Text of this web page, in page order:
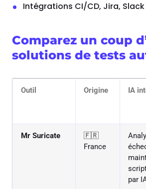
Intégrations CI/CD, Jira, Slack
Comparez un coup
solutions de tests
Outil Origine IA
Mr Suricate
🇫🇷
France
par